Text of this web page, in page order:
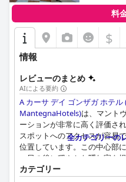
料
$
情報
レビューのまとめ
AIによる要約
A カーサ デイ ゴンザガ ホテル
MantegnaHotels)は、マント
ーションが非常に高く評価さ
スポットへのアクセスが容易
位置しています。この中心部
一日の後に穏やかな隠れ家を
す。
全カテゴリーの
カテゴリー